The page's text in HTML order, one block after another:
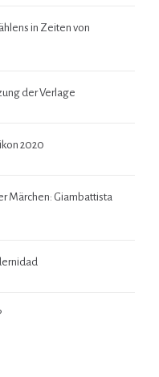
in Zeiten von
der Verlage
2020
Märchen: Giambattista